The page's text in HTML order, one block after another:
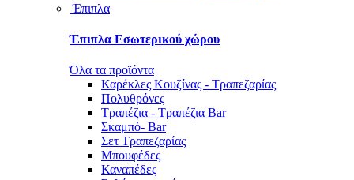
Έπιπλα
Έπιπλα Εσωτερικού χώρου
Όλα τα προϊόντα
Καρέκλες Κουζίνας - Τραπεζαρίας
Πολυθρόνες
Τραπέζια - Τραπέζια Bar
Σκαμπό- Bar
Σετ Τραπεζαρίας
Μπουφέδες
Καναπέδες